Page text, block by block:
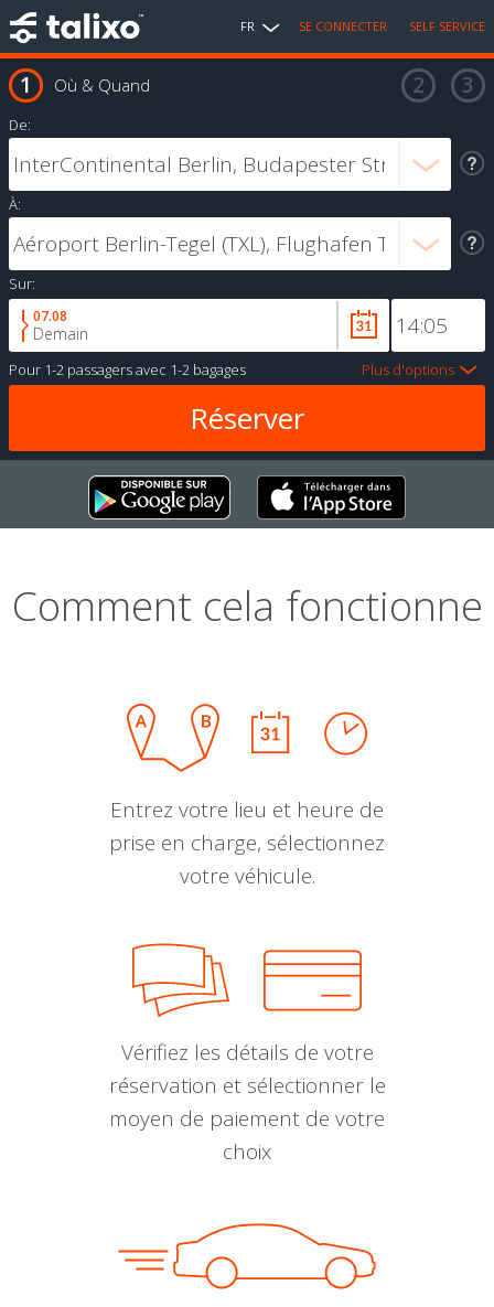
FR SE CONNECTER SELF SERVICE
Où & Quand
De:
À:
Sur:
07.08
Demain
Pour 1-2 passagersavec 1-2 bagages Plus d'options
Comment cela fonctionne
Entrez votre lieu et heure de
prise en charge, sélectionnez
votre véhicule.
Vérifiez les détails de votre
réservation et sélectionner le
moyen de paiement de votre
choix